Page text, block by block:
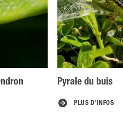
Pyrale du buis
PLUS D’INFOS